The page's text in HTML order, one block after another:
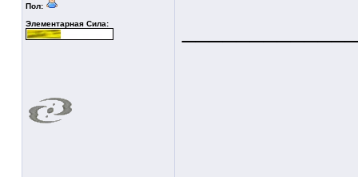
Пол:
Элементарная Сила: